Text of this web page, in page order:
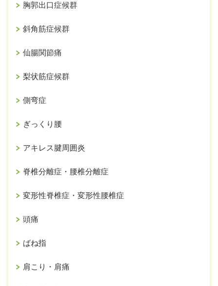
胸郭出口症候群
斜角筋症候群
仙腸関節痛
梨状筋症候群
側弯症
ぎっくり腰
アキレス腱周囲炎
脊椎分離症・腰椎分離症
変形性脊椎症・変形性腰椎症
頭痛
ばね指
肩こり・肩痛